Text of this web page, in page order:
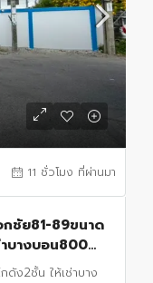
11 ชั่วโมง ที่ผ่านมา
ชัย81-89ขนาด
าบางบอน800
บางบอน 900ม.
ดัง2ชั้น ให้เช่าบาง